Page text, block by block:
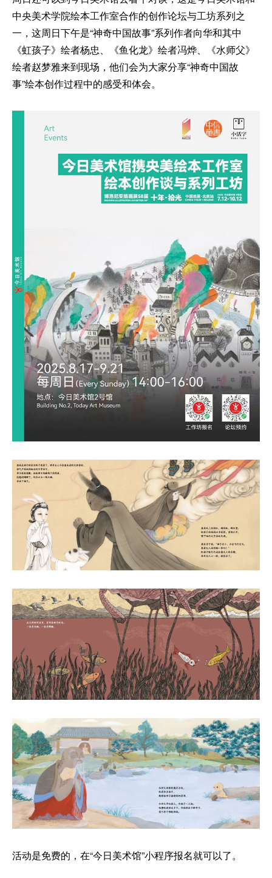
中央美术学院绘本工作室合作的创作论坛与工坊系列之
一，这周日下午是“神奇中国故事”系列作者向华和其中
《虹孩子》绘者杨忠、《鱼化龙》绘者冯烨、《水师父》
绘者赵梦雅来到现场，他们会为大家分享“神奇中国故
事”绘本创作过程中的感受和体会。
活动是免费的，在“今日美术馆”小程序报名就可以了。